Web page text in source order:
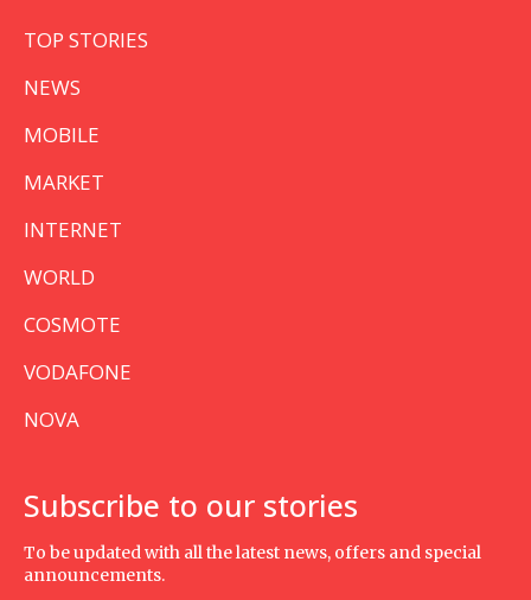
TOP STORIES
NEWS
MOBILE
MARKET
INTERNET
WORLD
COSMOTE
VODAFONE
NOVA
Subscribe to our stories
To be updated with all the latest news, offers and special
announcements.